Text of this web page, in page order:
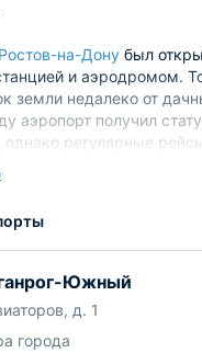
на-Дону был
и аэродромом.
земли недалеко от
аэропорт получил
регулярные
с 1991 года. В
ОАО «Аэропорт
Ростова-на-Дону
Южного
ко второй
практически все
авиалиний.
Южный
д. 1
города